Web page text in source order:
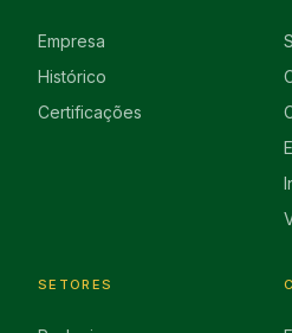
Empresa
Histórico
Certificações
SETORES